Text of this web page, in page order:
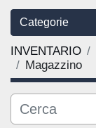
Categorie
INVENTARIO
Magazzino